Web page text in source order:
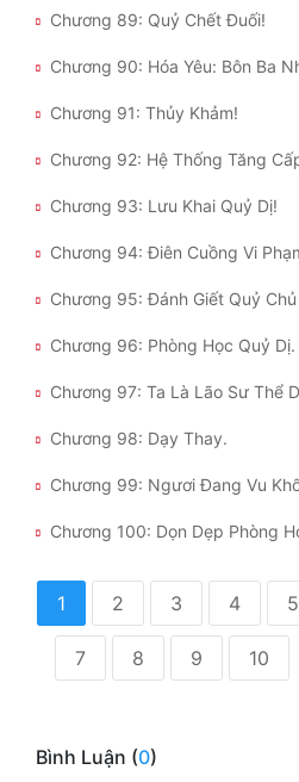
Chương 89: Quỷ Chết Đuối!
Chương 90: Hóa Yêu: Bôn Ba
Chương 91: Thủy Khảm!
Chương 92: Hệ Thống Tăng
Chương 93: Lưu Khai Quỷ Dị!
Chương 94: Điên Cuồng Vi
Chương 95: Đánh Giết Quỷ
Chương 96: Phòng Học Quỷ Dị.
Chương 97: Ta Là Lão Sư Thể
Chương 98: Dạy Thay.
Chương 99: Ngươi Đang Vu
Chương 100: Dọn Dẹp Phòng
1 2 3 4 5
7 8 9 10
Bình Luận (0)